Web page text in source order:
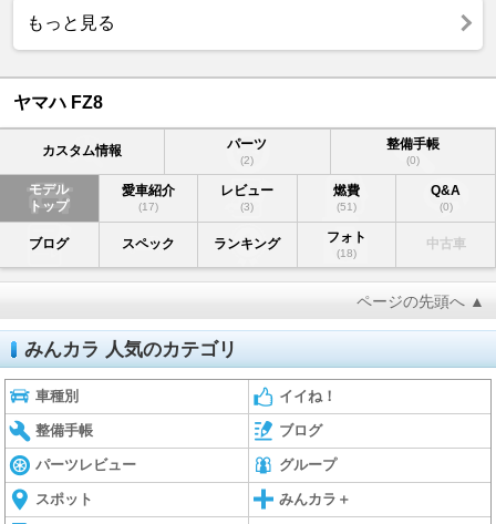
もっと見る
ヤマハ FZ8
カスタム情報 パーツ
(2)
整備手帳
(0)
モデル
トップ
愛車紹介
(17)
レビュー
(3)
燃費
(51)
Q&A
(0)
ブログ スペック ランキング フォト
(18)
中古車
ページの先頭へ ▲
みんカラ 人気のカテゴリ
車種別 イイね！
整備手帳 ブログ
パーツレビュー グループ
スポット みんカラ＋